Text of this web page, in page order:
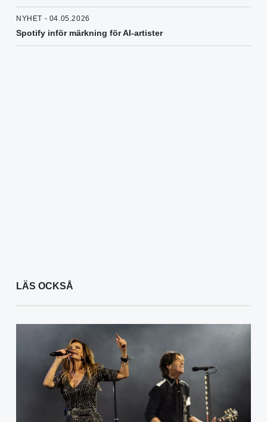
NYHET - 04.05.2026
Spotify inför märkning för AI-artister
LÄS OCKSÅ